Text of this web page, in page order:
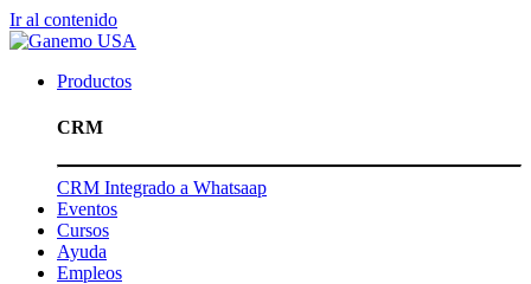
Ir al contenido
Productos
CRM
CRM Integrado a Whatsaap
Eventos
Cursos
Ayuda
Empleos